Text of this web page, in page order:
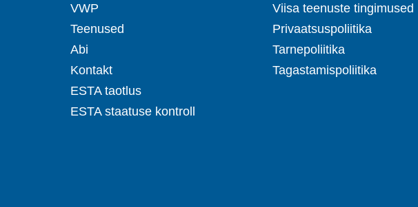
VWP
Teenused
Abi
Kontakt
ESTA taotlus
ESTA staatuse kontroll
Viisa teenuste tingimused
Privaatsuspoliitika
Tarnepoliitika
Tagastamispoliitika